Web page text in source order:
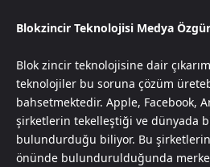
Blokzincir Teknolojisi Medya
Blok zincir teknolojisine dair
teknolojiler bu soruna çözüm
bahsetmektedir. Apple, Facebook,
şirketlerin tekelleştiği ve dünyada
bulundurduğu biliyor. Bu
önünde bulundurulduğunda